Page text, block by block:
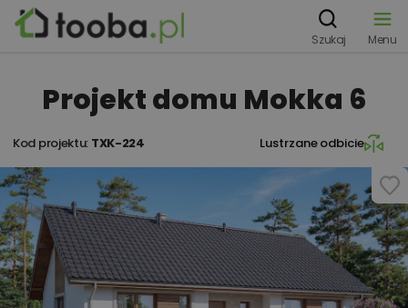
Szukaj Menu
Projekt domu Mokka 6
Kod projektu: TXK-224 Lustrzane odbicie